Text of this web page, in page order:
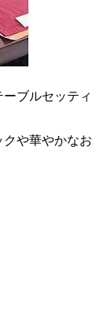
ブルセッティ
や華やかなお